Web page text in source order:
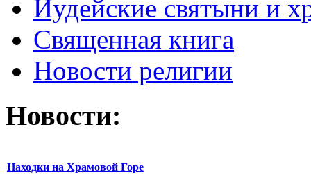
Иудейские святыни и
Священная книга
Новости религии
Новости:
Находки на Храмовой Горе